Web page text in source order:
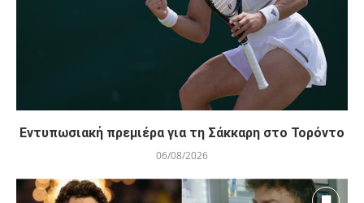
Εντυπωσιακή πρεμιέρα για τη Σάκκαρη στο Τορόντο
06/08/2026